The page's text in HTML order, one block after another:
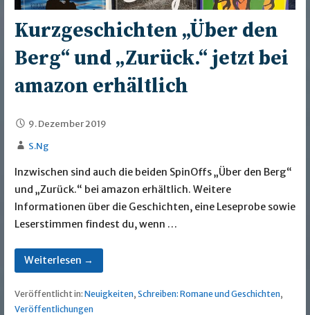
Kurzgeschichten „Über den
Berg“ und „Zurück.“ jetzt bei
amazon erhältlich
9. Dezember 2019
S.Ng
Inzwischen sind auch die beiden SpinOffs „Über den Berg“
und „Zurück.“ bei amazon erhältlich. Weitere
Informationen über die Geschichten, eine Leseprobe sowie
Leserstimmen findest du, wenn …
Weiterlesen →
Veröffentlicht in: Neuigkeiten, Schreiben: Romane und Geschichten,
Veröffentlichungen